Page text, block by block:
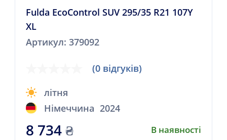
Fulda EcoControl SUV 295/35 R21 107Y
XL
Артикул: 379092
(0 відгуків)
літня
Німеччина 2024
8 734₴ В наявності